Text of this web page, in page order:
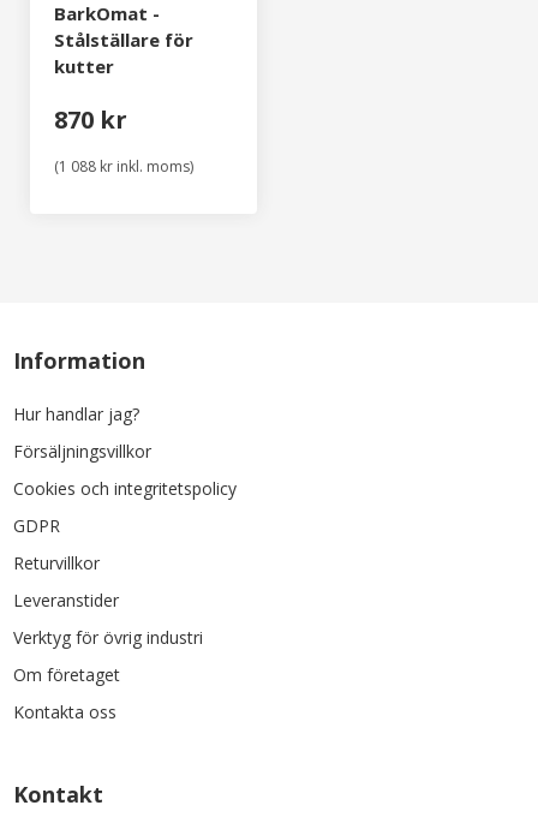
BarkOmat -
Stålställare för
kutter
870 kr
(1 088 kr inkl. moms)
Information
Hur handlar jag?
Försäljningsvillkor
Cookies och integritetspolicy
GDPR
Returvillkor
Leveranstider
Verktyg för övrig industri
Om företaget
Kontakta oss
Kontakt